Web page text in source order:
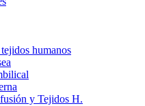
humanos
y Tejidos H.